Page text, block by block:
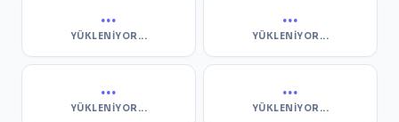
...
YÜKLENIYOR...
...
YÜKLENIYOR...
...
YÜKLENIYOR...
...
YÜKLENIYOR...